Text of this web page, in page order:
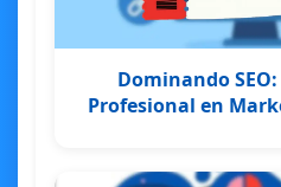
Dominando
Profesional en